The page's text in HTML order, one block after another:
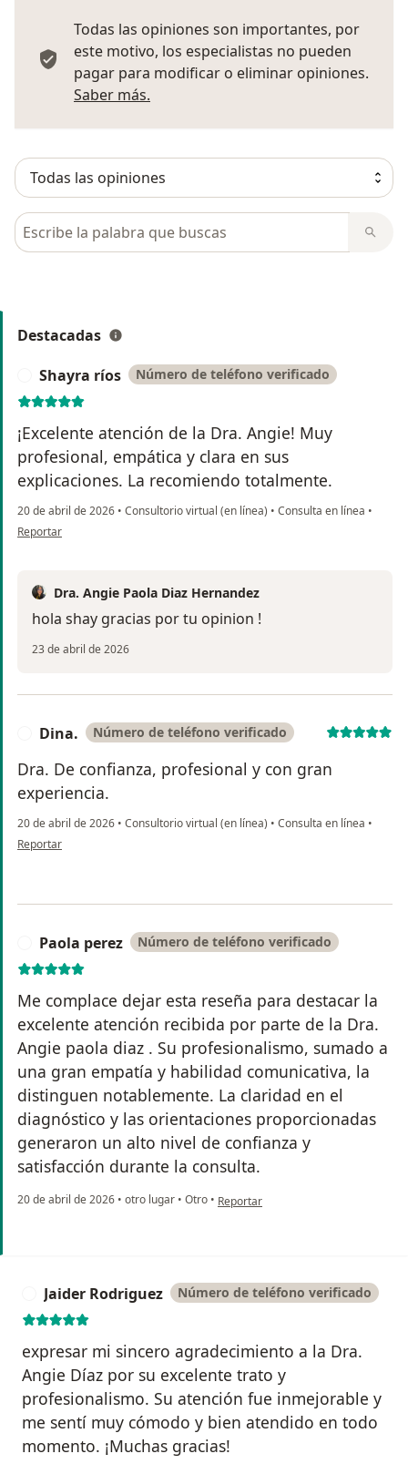
Todas las opiniones son importantes, por
este motivo, los especialistas no pueden
pagar para modificar o eliminar opiniones.
Saber más.
Busca en opiniones
Destacadas
Shayra ríos Número de teléfono verificado
¡Excelente atención de la Dra. Angie! Muy
profesional, empática y clara en sus
explicaciones. La recomiendo totalmente.
20 de abril de 2026 • Consultorio virtual (en línea) • Consulta en línea •
en opinión del usuario Shayra ríos
Reportar
Dra. Angie Paola Diaz Hernandez
hola shay gracias por tu opinion !
23 de abril de 2026
Dina. Número de teléfono verificado
Dra. De confianza, profesional y con gran
experiencia.
20 de abril de 2026 • Consultorio virtual (en línea) • Consulta en línea •
en opinión del usuario Dina.
Reportar
Paola perez Número de teléfono verificado
Me complace dejar esta reseña para destacar la
excelente atención recibida por parte de la Dra.
Angie paola diaz . Su profesionalismo, sumado a
una gran empatía y habilidad comunicativa, la
distinguen notablemente. La claridad en el
diagnóstico y las orientaciones proporcionadas
generaron un alto nivel de confianza y
satisfacción durante la consulta.
20 de abril de 2026 • otro lugar • Otro • en opinión del usuario Paola perez
Reportar
Jaider Rodriguez Número de teléfono verificado
expresar mi sincero agradecimiento a la Dra.
Angie Díaz por su excelente trato y
profesionalismo. Su atención fue inmejorable y
me sentí muy cómodo y bien atendido en todo
momento. ¡Muchas gracias!